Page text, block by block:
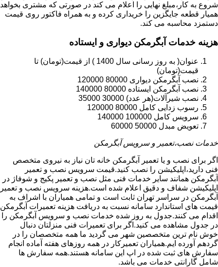
شروع به کار،مبلغ نهایی را اعلام می کند در صورتی که مشتری بخواهد
همیار قطعه جایگزین را خریداری کرده و به همراه فاکتور روی قیمت
دستمزد محاسبه می کند.
هزینه خدمات آبگرمکن دیواری و ایستاده
عنوان( به روز رسانی سال 1400 ) از قیمت(تومان) تا
قیمت(تومان)
نصب آبگرمکن دیواری 80000 120000
نصب آبگرمکن ایستاده 80000 140000
نصب شیرآلات(هر عدد) 30000 35000
رسوب زدایی کامل 80000 120000
سرویس کامل 100000 140000
تعویض مبدل 50000 60000
خدمات نصب،تعمیر و سرویس آبگرمکن
اگر برای نصب و یا تعمیر آبگرمکن خانه تان نیاز به نیروی متخصص
فنی دارید،اپلیکیشن را نصب کنید.قیمت سرویس نصب و تعمیر
آبگرمکن همانند سایر خدمات فنی مثل نصب و تعمیر پکیج و شوفاژ در
اپلیکیشن شفاف و دقیق اعلام شده است.هزینه سرویس نصب و تعمیر
آبگرمکن در سراسر تهران ثابت است و تمامی همیاران با اشراف به
قیمت های استاندارد سامانه نسبت به دریافت هزینه تعمیرات آبگرمکن
اقدام می کنند.جدول به روز شده خدمات نصب و سرویس آبگرمکن را
در جدول مشاهده می کنید.اگر برای تعمیرات فنی منزلتان دنبال
خوش نام ترین متخصصین شهر می گردید ما همه متخصصان را در
گردهم آورده ایم.همیاران تعمیرکار در همه روزهای هفته آماده انجام
سفارش های ثبت شده در اپ این سامانه هستند.همه سفارش ها
شامل گارانتی خدمات می باشد.